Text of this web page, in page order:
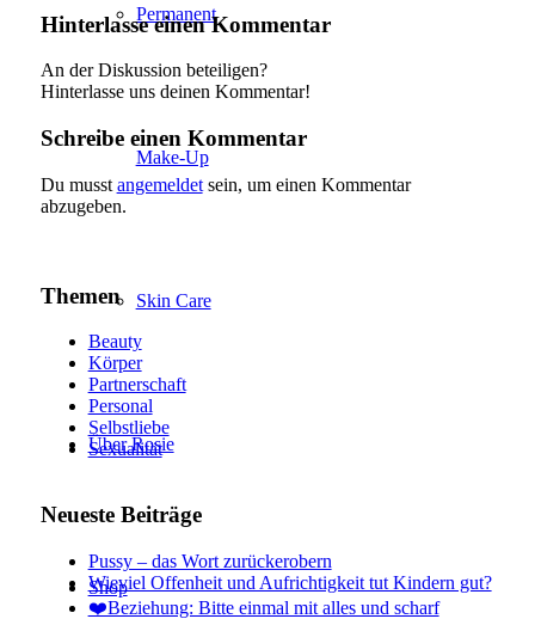
Permanent
Make-Up
Skin Care
Über Rosie
Shop
Hinterlasse einen Kommentar
An der Diskussion beteiligen?
Hinterlasse uns deinen Kommentar!
Schreibe einen Kommentar
Du musst angemeldetsein, um einen Kommentar
abzugeben.
Themen
Beauty
Körper
Partnerschaft
Personal
Selbstliebe
Sexualität
Neueste Beiträge
Pussy – das Wort zurückerobern
Wieviel Offenheit und Aufrichtigkeit tut Kindern gut?
❤️Beziehung: Bitte einmal mit alles und scharf